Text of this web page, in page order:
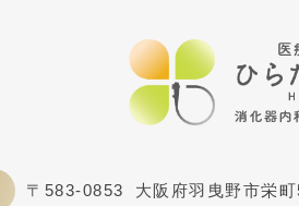
〒583-0853 大阪府羽曳野市栄